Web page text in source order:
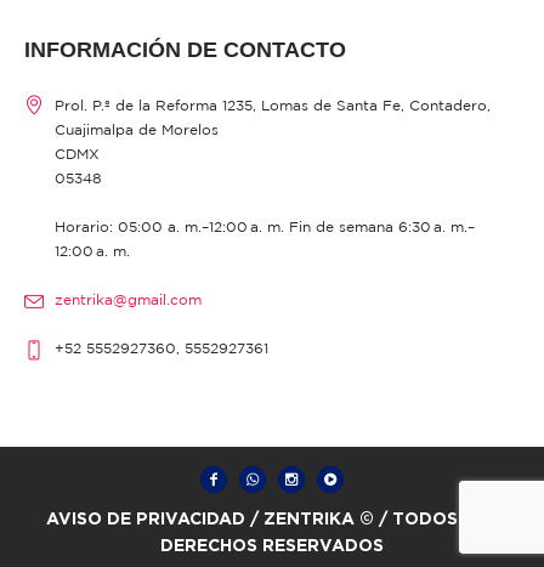
INFORMACIÓN DE CONTACTO
Prol. P.º de la Reforma 1235, Lomas de Santa Fe, Contadero,
Cuajimalpa de Morelos
CDMX
05348
Horario: 05:00 a. m.–12:00 a. m. Fin de semana 6:30 a. m.–
12:00 a. m.
zentrika@gmail.com
+52 5552927360, 5552927361
AVISO DE PRIVACIDAD / ZENTRIKA © / TODOS LOS
DERECHOS RESERVADOS